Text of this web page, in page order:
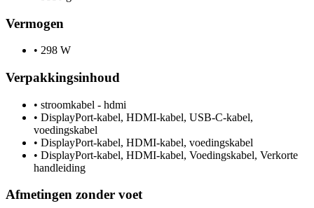
Vermogen
• 298 W
Verpakkingsinhoud
• stroomkabel - hdmi
• DisplayPort-kabel, HDMI-kabel, USB-C-kabel,
voedingskabel
• DisplayPort-kabel, HDMI-kabel, voedingskabel
• DisplayPort-kabel, HDMI-kabel, Voedingskabel, Verkorte
handleiding
Afmetingen zonder voet